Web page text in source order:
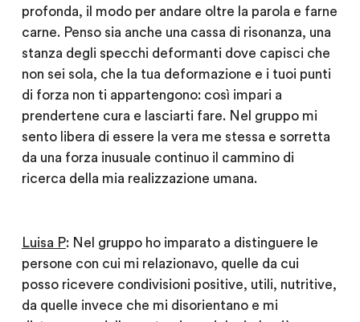
profonda, il modo per andare oltre la parola e farne
carne. Penso sia anche una cassa di risonanza, una
stanza degli specchi deformanti dove capisci che
non sei sola, che la tua deformazione e i tuoi punti
di forza non ti appartengono: così impari a
prendertene cura e lasciarti fare. Nel gruppo mi
sento libera di essere la vera me stessa e sorretta
da una forza inusuale continuo il cammino di
ricerca della mia realizzazione umana.
Luisa P: Nel gruppo ho imparato a distinguere le
persone con cui mi relazionavo, quelle da cui
posso ricevere condivisioni positive, utili, nutritive,
da quelle invece che mi disorientano e mi